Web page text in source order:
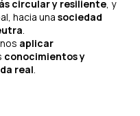
circular y resiliente, y
hacia una sociedad
.
aplicar
conocimientos y
real.